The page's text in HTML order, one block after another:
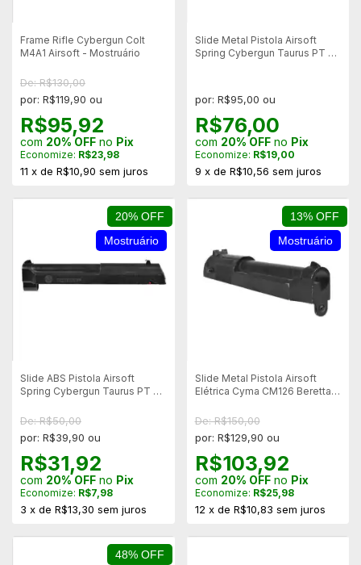
Frame Rifle Cybergun Colt
M4A1 Airsoft - Mostruário
De: R$130,00
por: R$119,90 ou
R$95,92
com 20% OFF no Pix
Economize: R$23,98
11 x de R$10,90 sem juros
Slide Metal Pistola Airsoft
Spring Cybergun Taurus PT 92
por: R$95,00 ou
R$76,00
com 20% OFFno Pix
Economize: R$19,00
9 x de R$10,56 sem juros
20% OFF
Mostruário
Slide ABS Pistola Airsoft
Spring Cybergun Taurus PT 92
De: R$50,00
por: R$39,90 ou
R$31,92
com 20% OFF no Pix
Economize: R$7,98
3 x de R$13,30 sem juros
13% OFF
Mostruário
Slide Metal Pistola Airsoft
Elétrica Cyma CM126 Beretta
De: R$150,00
por: R$129,90 ou
R$103,92
com 20% OFFno Pix
Economize: R$25,98
12 x de R$10,83 sem juros
48% OFF